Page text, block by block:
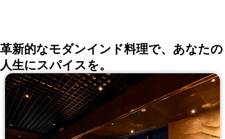
革新的なモダンインド料理で、あなたの
人生にスパイスを。